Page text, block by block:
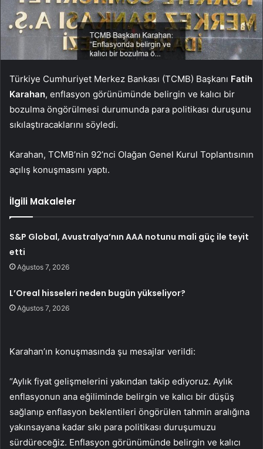
Türkiye Cumhuriyet Merkez Bankası (TCMB) Başkanı Fatih
Karahan, enflasyon görünümünde belirgin ve kalıcı bir
bozulma öngörülmesi durumunda para politikası duruşunu
sıkılaştıracaklarını söyledi.
Karahan, TCMB’nin 92’nci Olağan Genel Kurul Toplantısının
açılış konuşmasını yaptı.
İlgili Makaleler
S&P Global, Avustralya’nın AAA notunu mali güç ile teyit
etti
Ağustos 7, 2026
L’Oreal hisseleri neden bugün yükseliyor?
Ağustos 7, 2026
Karahan’ın konuşmasında şu mesajlar verildi:
“Aylık fiyat gelişmelerini yakından takip ediyoruz. Aylık
enflasyonun ana eğiliminde belirgin ve kalıcı bir düşüş
sağlanıp enflasyon beklentileri öngörülen tahmin aralığına
yakınsayana kadar sıkı para politikası duruşumuzu
sürdüreceğiz. Enflasyon görünümünde belirgin ve kalıcı